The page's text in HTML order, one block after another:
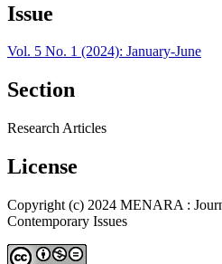
Issue
Vol. 5 No. 1 (2024): January-June
Section
Research Articles
License
Copyright (c) 2024 MENARA :
Contemporary Issues